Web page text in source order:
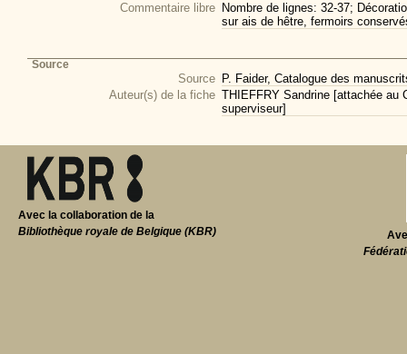
Commentaire libre Nombre de lignes: 32-37;
sur ais de hêtre, fermoirs
Source
Source P. Faider, Catalogue des
Auteur(s) de la fiche THIEFFRY Sandrine [attachée au
superviseur]
Avec la collaboration de la
Bibliothèque royale de Belgique (KBR)